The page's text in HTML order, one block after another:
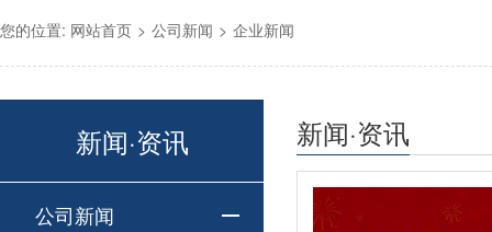
您的位置: 网站首页 > 公司新闻 > 企业新闻
新闻·资讯
新闻·资讯
公司新闻